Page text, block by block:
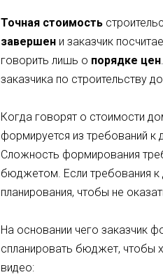
Точная стоимость
завершен и заказчик
говорить лишь о порядке цен
заказчика по строительству
Когда говорят о стоимости
формируется из требований к
Сложность формирования
бюджетом. Если требования к
планирования, чтобы не
На основании чего заказчик
спланировать бюджет, чтобы
видео: